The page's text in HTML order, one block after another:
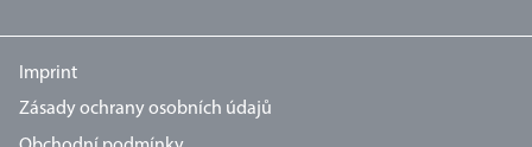
Imprint
Zásady ochrany osobních údajů